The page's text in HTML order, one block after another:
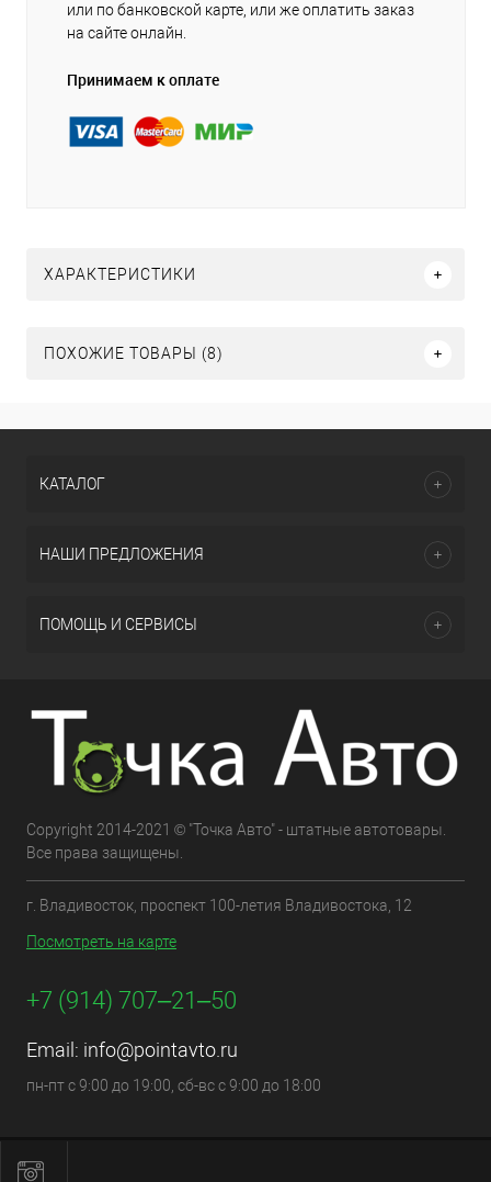
или по банковской карте, или же оплатить заказ
на сайте онлайн.
Принимаем к оплате
ХАРАКТЕРИСТИКИ
ПОХОЖИЕ ТОВАРЫ (8)
КАТАЛОГ
НАШИ ПРЕДЛОЖЕНИЯ
ПОМОЩЬ И СЕРВИСЫ
Copyright 2014-2021 © "Точка Авто" - штатные автотовары.
Все права защищены.
г. Владивосток, проспект 100-летия Владивостока, 12
Посмотреть на карте
+7 (914) 707‒21‒50
Email: info@pointavto.ru
пн-пт с 9:00 до 19:00, сб-вс с 9:00 до 18:00